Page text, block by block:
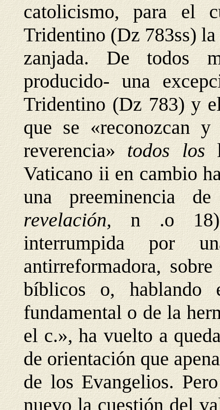
catolicismo, para el
Tridentino (Dz 783ss)
zanjada. De todos
producido- una
Tridentino (Dz 783) y
que se «reconozcan
reverencia»todos los
Vaticano ii en cambio
una preeminencia
revelación,n .o
interrumpida por
antirreformadora,
bíblicos o, hablando
fundamental o de la
el c.», ha vuelto a
de orientación que
de los Evangelios.
nuevo la cuestión del